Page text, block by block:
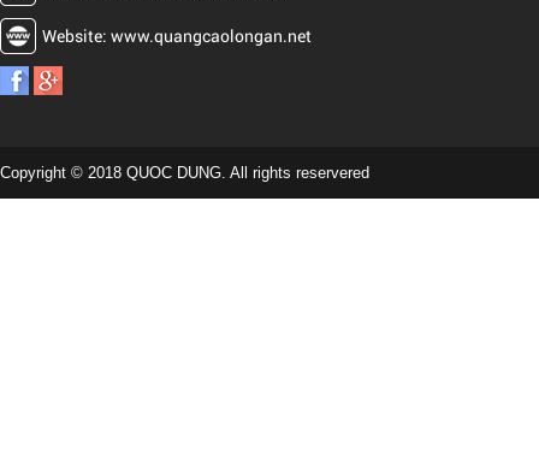
Website: www.quangcaolongan.net
Copyright © 2018 QUOC DUNG. All rights reservered